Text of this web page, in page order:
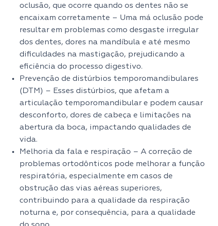
oclusão, que ocorre quando os dentes não se
encaixam corretamente – Uma má oclusão pode
resultar em problemas como desgaste irregular
dos dentes, dores na mandíbula e até mesmo
dificuldades na mastigação, prejudicando a
eficiência do processo digestivo.
Prevenção de distúrbios temporomandibulares
(DTM) – Esses distúrbios, que afetam a
articulação temporomandibular e podem causar
desconforto, dores de cabeça e limitações na
abertura da boca, impactando qualidades de
vida.
Melhoria da fala e respiração – A correção de
problemas ortodônticos pode melhorar a função
respiratória, especialmente em casos de
obstrução das vias aéreas superiores,
contribuindo para a qualidade da respiração
noturna e, por consequência, para a qualidade